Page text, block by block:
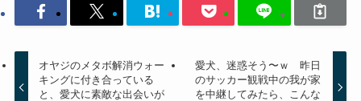
オヤジのメタボ解消ウォー
キングに付き合っている
と、愛犬に素敵な出会いが
愛犬、迷惑そう〜ｗ 昨日
のサッカー観戦中の我が家
を中継してみたら、こんな